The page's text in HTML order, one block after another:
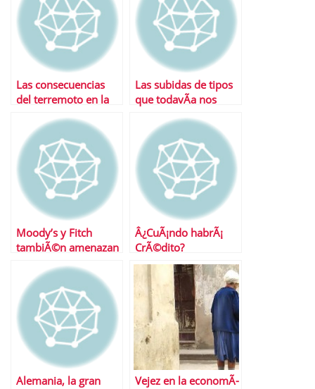
Las consecuencias
del terremoto en la
Las subidas de tipos
que todavÃ­a nos
Moody’s y Fitch
tambiÃ©n amenazan
Â¿CuÃ¡ndo habrÃ¡
CrÃ©dito?
Alemania, la gran
Vejez en la economÃ­